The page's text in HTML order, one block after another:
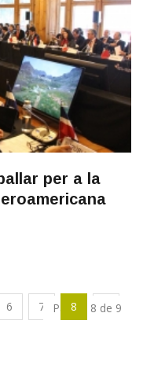
per a la
6 7 8 9
Pàgina 8 de 9